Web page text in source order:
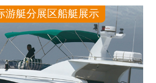
游艇分展区船艇展示